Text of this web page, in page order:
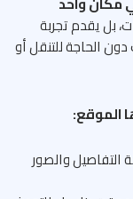
بل يقدم تجربة
الحاجة للتنقل أو
والصور